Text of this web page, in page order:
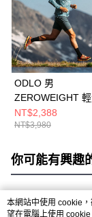
ODLO 男
ZEROWEIGHT
防風 外套 印花 極
NT$2,388
NT$3,980
你可能有興趣
熱門標籤
本網站中使用 cookie
望在電腦上使用